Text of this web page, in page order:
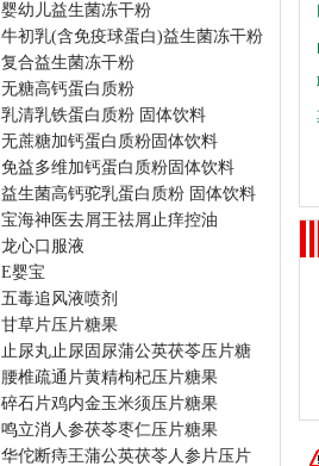
婴幼儿益生菌冻干粉
牛初乳(含免疫球蛋白)益生菌冻干粉
复合益生菌冻干粉
无糖高钙蛋白质粉
乳清乳铁蛋白质粉 固体饮料
无蔗糖加钙蛋白质粉固体饮料
免益多维加钙蛋白质粉固体饮料
益生菌高钙驼乳蛋白质粉 固体饮料
宝海神医去屑王祛屑止痒控油
龙心口服液
E婴宝
五毒追风液喷剂
甘草片压片糖果
止尿丸止尿固尿蒲公英茯苓压片糖
腰椎疏通片黄精枸杞压片糖果
碎石片鸡内金玉米须压片糖果
鸣立消人参茯苓枣仁压片糖果
华佗断痔王蒲公英茯苓人参片压片